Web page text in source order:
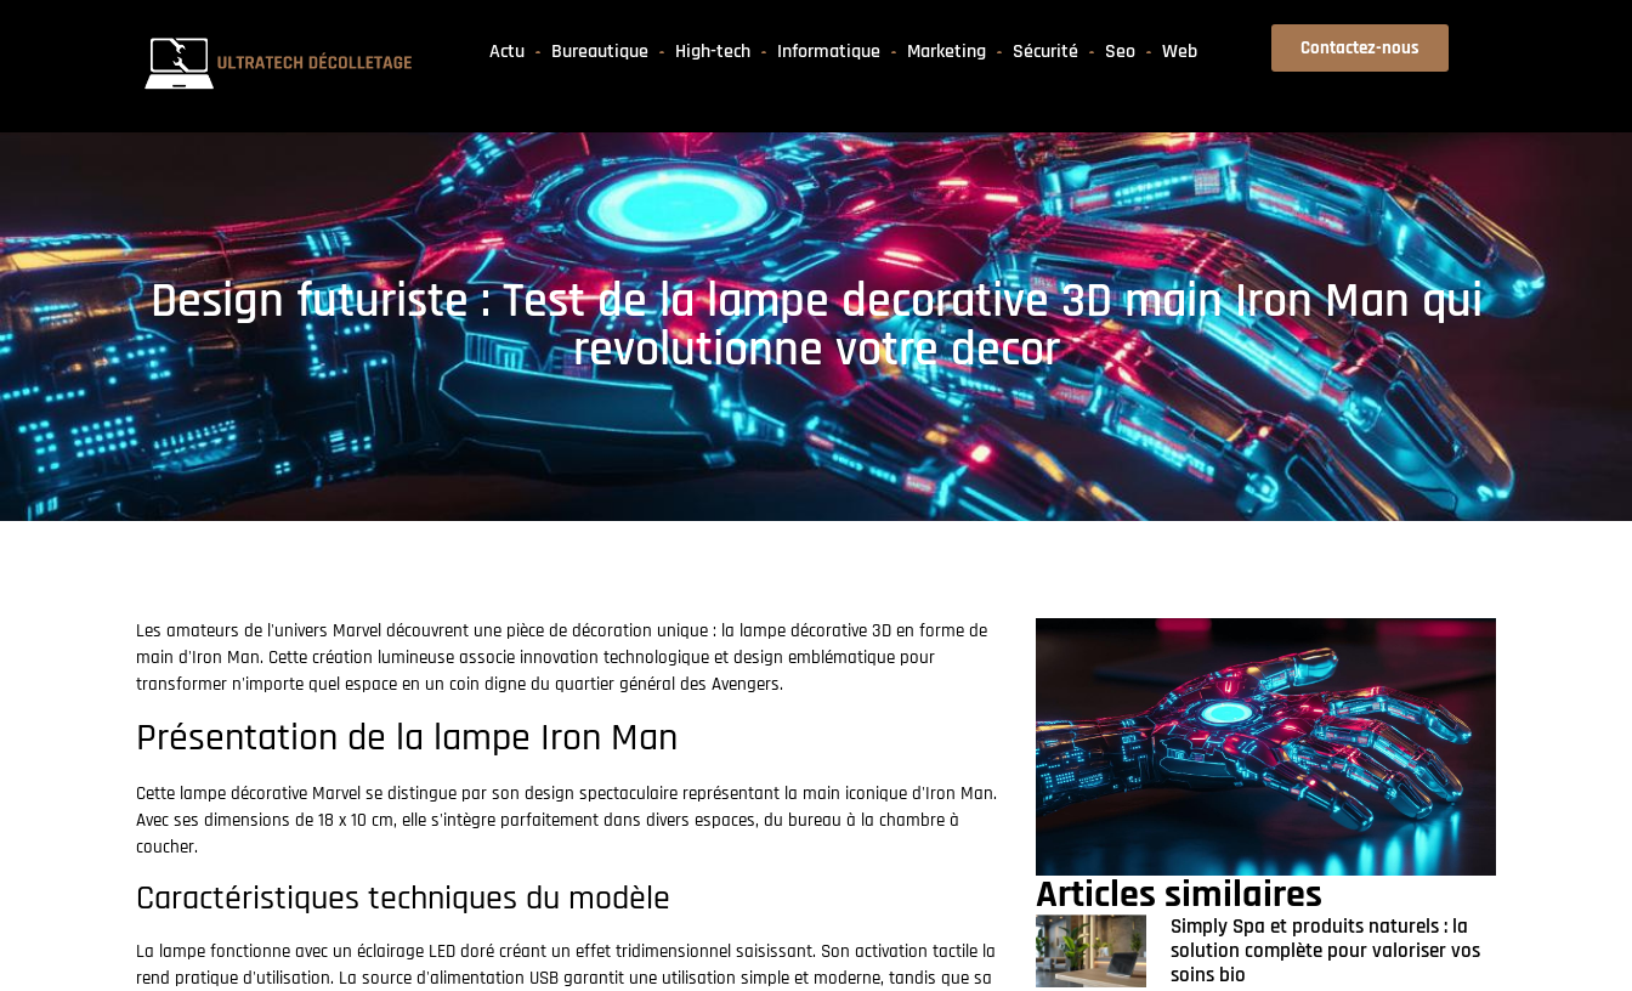
Actu Bureautique High-tech Informatique Marketing Sécurité Seo Web Contactez-nous
Design futuriste : Test de la lampe decorative 3D main Iron Man qui
revolutionne votre decor
Les amateurs de l'univers Marvel découvrent une pièce de décoration unique : la lampe décorative 3D en forme de
main d'Iron Man. Cette création lumineuse associe innovation technologique et design emblématique pour
transformer n'importe quel espace en un coin digne du quartier général des Avengers.
Présentation de la lampe Iron Man
Cette lampe décorative Marvel se distingue par son design spectaculaire représentant la main iconique d'Iron Man.
Avec ses dimensions de 18 x 10 cm, elle s'intègre parfaitement dans divers espaces, du bureau à la chambre à
coucher.
Caractéristiques techniques du modèle
La lampe fonctionne avec un éclairage LED doré créant un effet tridimensionnel saisissant. Son activation tactile la
rend pratique d'utilisation. La source d'alimentation USB garantit une utilisation simple et moderne, tandis que sa
Articles similaires
Simply Spa et produits naturels : la
solution complète pour valoriser vos
soins bio